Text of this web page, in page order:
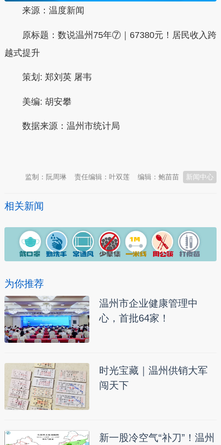
来源：温度新闻
原标题： 数说温州75年⑦｜67380元！居民收入跨
越式提升
策划: 郑刘英 屠韦
美编: 胡安攀
数据来源：温州市统计局
新闻中心
编辑：鲍苗苗
责任编辑：叶双莲
监制：阮周琳
相关新闻
为你推荐
温州市企业健康管理中
心，首批64家！
时光宝藏｜温州供销大军
闯天下
新一股冷空气“补刀”！温州